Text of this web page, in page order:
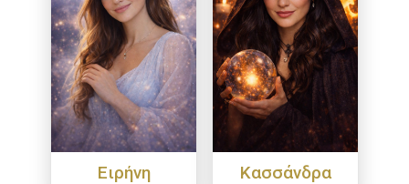
Ειρήνη Κασσάνδρα